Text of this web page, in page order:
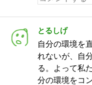
とるしげ
自分の環境を
れないが、自
る。よって私
分の環境をコ